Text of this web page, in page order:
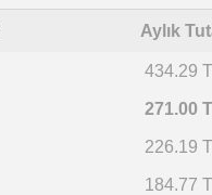
Aylık
434.29
271.00
226.19
184.77